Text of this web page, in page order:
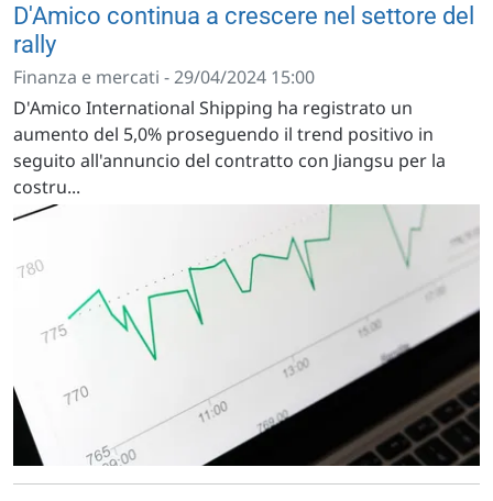
D'Amico continua a crescere nel settore del
rally
Finanza e mercati - 29/04/2024 15:00
D'Amico International Shipping ha registrato un
aumento del 5,0% proseguendo il trend positivo in
seguito all'annuncio del contratto con Jiangsu per la
costru...